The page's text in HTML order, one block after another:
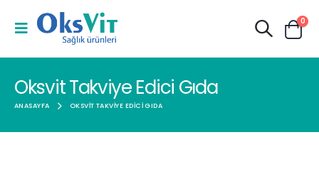
0
Oksvit Takviye Edici Gıda
ANASAYFA OKSVIT TAKVIYE EDICI GIDA